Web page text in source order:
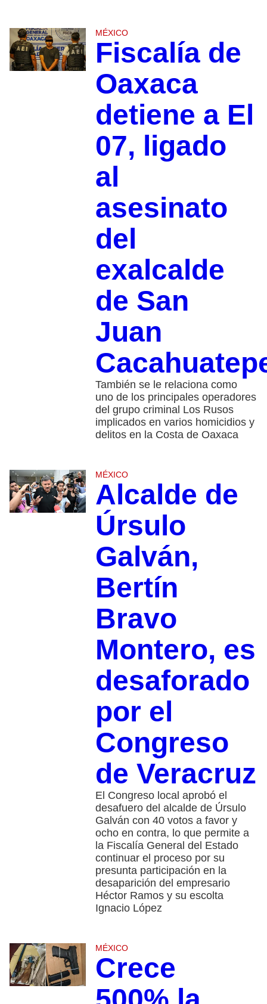
MÉXICO
Fiscalía de
Oaxaca
detiene a El
07, ligado
al
asesinato
del
exalcalde
de San
Juan
También se le relaciona como
uno de los principales operadores
del grupo criminal Los Rusos
implicados en varios homicidios y
delitos en la Costa de Oaxaca
MÉXICO
Alcalde de
Úrsulo
Galván,
Bertín
Bravo
Montero, es
desaforado
por el
Congreso
de Veracruz
El Congreso local aprobó el
desafuero del alcalde de Úrsulo
Galván con 40 votos a favor y
ocho en contra, lo que permite a
la Fiscalía General del Estado
continuar el proceso por su
presunta participación en la
desaparición del empresario
Héctor Ramos y su escolta
Ignacio López
MÉXICO
Crece